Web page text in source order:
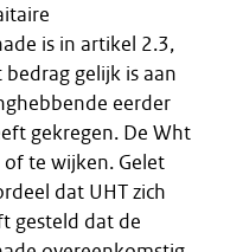
is in artikel 2.3,
gelijk is aan
eerder
gekregen. De Wht
te wijken. Gelet
dat UHT zich
gesteld dat de